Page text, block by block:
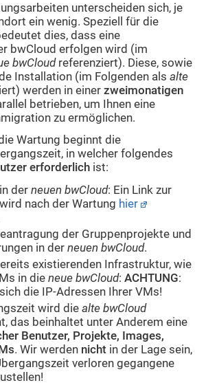
unterscheiden sich, je
ein wenig. Speziell für die
dies, dass eine
bwCloud erfolgen wird (im
bwCloudreferenziert). Diese, sowie
Installation (im Folgenden als alte
werden in einer zweimonatigen
betrieben, um Ihnen eine
zu ermöglichen.
Wartung beginnt die
in welcher folgendes
erforderlich ist:
derneuen bwCloud: Ein Link zur
nach der Wartung hier
der Gruppenprojekte und
in derneuen bwCloud.
existierenden Infrastruktur, wie
in dieneue bwCloud:ACHTUNG:
die IP-Adressen Ihrer VMs!
wird die alte bwCloud
das beinhaltet unter Anderem eine
Benutzer, Projekte, Images,
. Wir werden nicht in der Lage sein,
verloren gegangene